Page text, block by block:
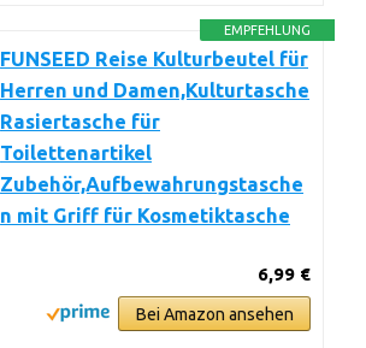
EMPFEHLUNG
FUNSEED Reise Kulturbeutel für
Herren und Damen,Kulturtasche
Rasiertasche für
Toilettenartikel
Zubehör,Aufbewahrungstasche
n mit Griff für Kosmetiktasche
6,99 €
Bei Amazon ansehen